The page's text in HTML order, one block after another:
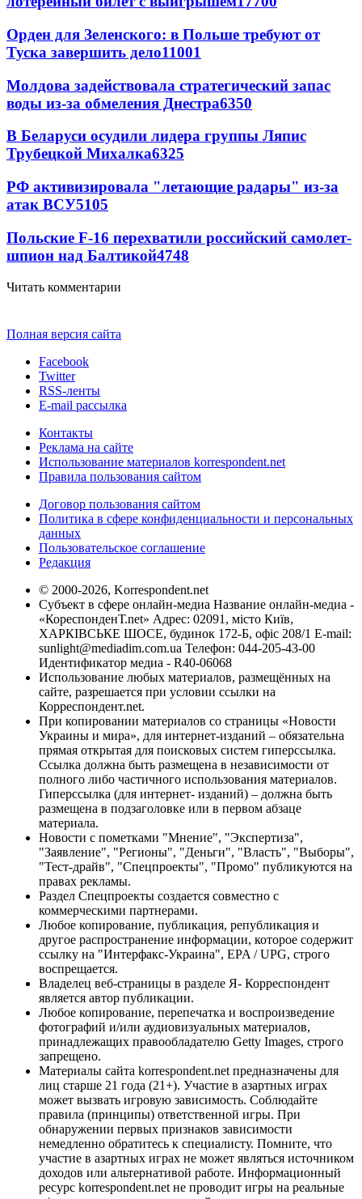
Орден для Зеленского: в Польше требуют от
Туска завершить дело11001
Молдова задействовала стратегический запас
воды из-за обмеления Днестра6350
В Беларуси осудили лидера группы Ляпис
Трубецкой Михалка6325
РФ активизировала "летающие радары" из-за
атак ВСУ5105
Польские F-16 перехватили российский самолет-
шпион над Балтикой4748
Читать комментарии
Полная версия сайта
Facebook
Twitter
RSS-ленты
E-mail рассылка
Контакты
Реклама на сайте
Использование материалов korrespondent.net
Правила пользования сайтом
Договор пользования сайтом
Политика в сфере конфиденциальности и персональных
данных
Пользовательское соглашение
Редакция
© 2000-2026, Korrespondent.net
Субъект в сфере онлайн-медиа Название онлайн-медиа -
«КореспонденТ.net» Адрес: 02091, місто Київ,
ХАРКІВСЬКЕ ШОСЕ, будинок 172-Б, офіс 208/1 E-mail:
sunlight@mediadim.com.ua Телефон: 044-205-43-00
Идентификатор медиа - R40-06068
Использование любых материалов, размещённых на
сайте, разрешается при условии ссылки на
Корреспондент.net.
При копировании материалов со страницы «Новости
Украины и мира», для интернет-изданий – обязательна
прямая открытая для поисковых систем гиперссылка.
Ссылка должна быть размещена в независимости от
полного либо частичного использования материалов.
Гиперссылка (для интернет- изданий) – должна быть
размещена в подзаголовке или в первом абзаце
материала.
Новости с пометками "Мнение", "Экспертиза",
"Заявление", "Регионы", "Деньги", "Власть", "Выборы",
"Тест-драйв", "Спецпроекты", "Промо" публикуются на
правах рекламы.
Раздел Спецпроекты создается совместно с
коммерческими партнерами.
Любое копирование, публикация, републикация и
другое распространение информации, которое содержит
ссылку на "Интерфакс-Украина", EPA / UPG, строго
воспрещается.
Владелец веб-страницы в разделе Я- Корреспондент
является автор публикации.
Любое копирование, перепечатка и воспроизведение
фотографий и/или аудиовизуальных материалов,
принадлежащих правообладателю Getty Images, строго
запрещено.
Материалы сайта korrespondent.net предназначены для
лиц старше 21 года (21+). Участие в азартных играх
может вызвать игровую зависимость. Соблюдайте
правила (принципы) ответственной игры. При
обнаружении первых признаков зависимости
немедленно обратитесь к специалисту. Помните, что
участие в азартных играх не может являться источником
доходов или альтернативой работе. Информационный
ресурс korrespondent.net не проводит игры на реальные